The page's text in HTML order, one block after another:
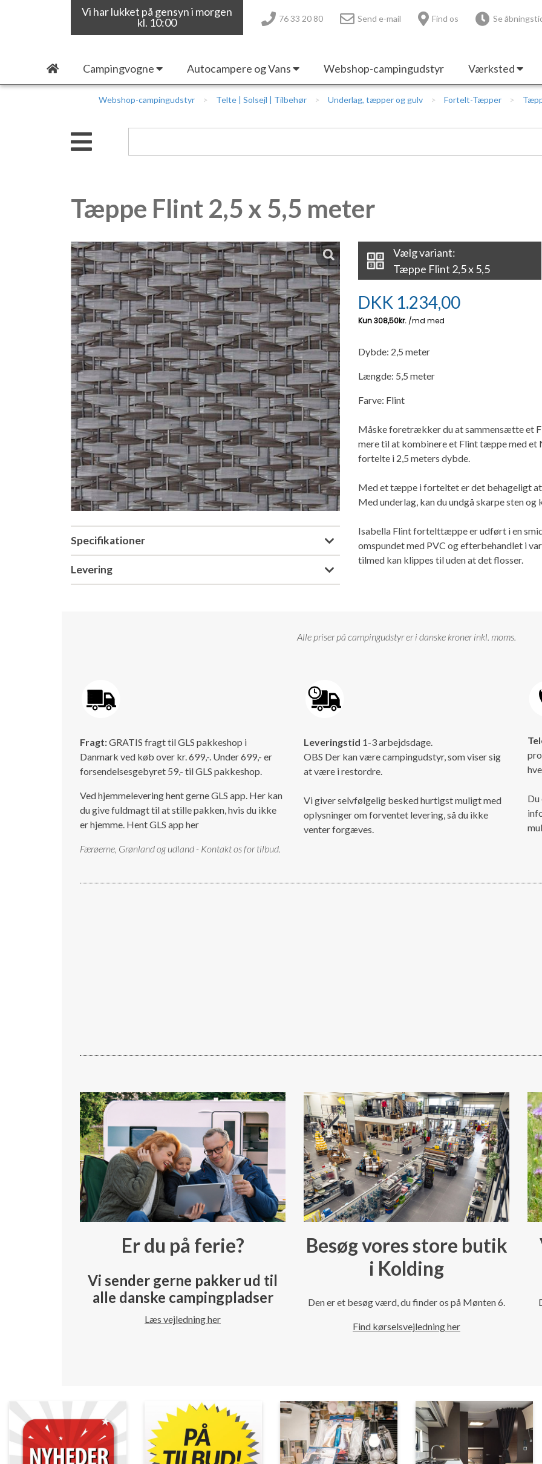
Vi har lukket på gensyn i morgen
kl. 10:00
76 33 20 80 Send e-mail Find os Se
Campingvogne Autocampere og Vans Webshop-campingudstyr Værksted
Webshop-campingudstyr Telte | Solsejl | Tilbehør Underlag, tæpper og gulv Fortelt-Tæpper
Tæppe Flint 2,5 x 5,5 meter
Specifikationer
Levering
Vælg variant:
Tæppe Flint 2,5 x 5,5
DKK 1.234,00
Dybde: 2,5 meter
Længde: 5,5 meter
Farve: Flint
Måske foretrækker du at sammensætte et
mere til at kombinere et Flint tæppe med
fortelte i 2,5 meters dybde.
Med et tæppe i forteltet er det behageligt
Med underlag, kan du undgå skarpe sten og
Isabella Flint fortelttæppe er udført i en
omspundet med PVC og efterbehandlet i
tilmed kan klippes til uden at det flosser.
Alle priser på campingudstyr er i danske kroner inkl. moms.
Fragt:GRATIS fragt til GLS pakkeshop i
Danmark ved køb over kr. 699,-. Under 699,- er
forsendelsesgebyret 59,- til GLS pakkeshop.
Ved hjemmelevering hent gerne GLS app. Her kan
du give fuldmagt til at stille pakken, hvis du ikke
er hjemme. Hent GLS app her
Færøerne, Grønland og udland - Kontakt os for tilbud.
Leveringstid 1-3 arbejdsdage.
OBS Der kan være campingudstyr, som viser sig
at være i restordre.
Vi giver selvfølgelig besked hurtigst muligt med
oplysninger om forventet levering, så du ikke
venter forgæves.
Du
Er du på ferie?
Vi sender gerne pakker ud til
alle danske campingpladser
Læs vejledning her
Besøg vores store butik
i Kolding
Den er et besøg værd, du finder os på Mønten 6.
Find kørselsvejledning her